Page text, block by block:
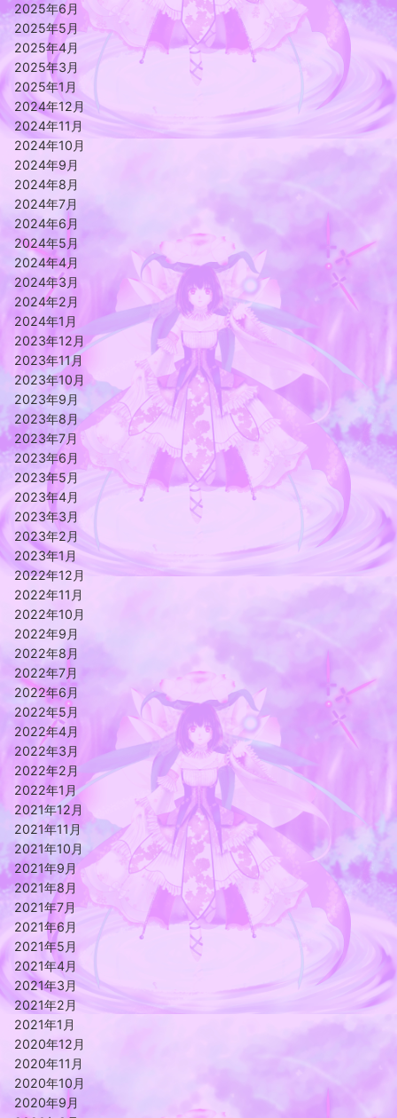
2025年6月
2025年5月
2025年4月
2025年3月
2025年1月
2024年12月
2024年11月
2024年10月
2024年9月
2024年8月
2024年7月
2024年6月
2024年5月
2024年4月
2024年3月
2024年2月
2024年1月
2023年12月
2023年11月
2023年10月
2023年9月
2023年8月
2023年7月
2023年6月
2023年5月
2023年4月
2023年3月
2023年2月
2023年1月
2022年12月
2022年11月
2022年10月
2022年9月
2022年8月
2022年7月
2022年6月
2022年5月
2022年4月
2022年3月
2022年2月
2022年1月
2021年12月
2021年11月
2021年10月
2021年9月
2021年8月
2021年7月
2021年6月
2021年5月
2021年4月
2021年3月
2021年2月
2021年1月
2020年12月
2020年11月
2020年10月
2020年9月